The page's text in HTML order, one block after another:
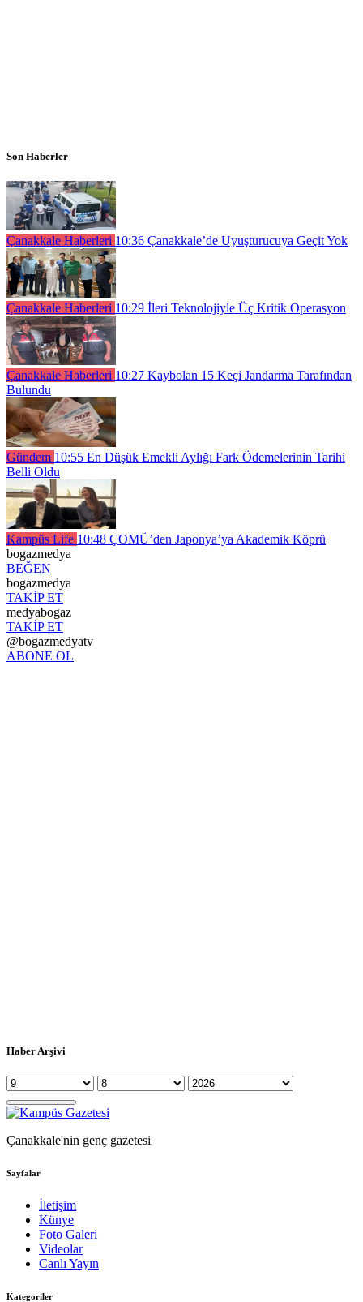
Son Haberler
Çanakkale Haberleri 10:36 Çanakkale’de Uyuşturucuya Geçit Yok
Çanakkale Haberleri 10:29 İleri Teknolojiyle Üç Kritik Operasyon
Çanakkale Haberleri 10:27 Kaybolan 15 Keçi Jandarma Tarafından
Bulundu
Gündem 10:55 En Düşük Emekli Aylığı Fark Ödemelerinin Tarihi
Belli Oldu
Kampüs Life 10:48 ÇOMÜ’den Japonya’ya Akademik Köprü
bogazmedya
BEĞEN
bogazmedya
TAKİP ET
medyabogaz
TAKİP ET
@bogazmedyatv
ABONE OL
Haber Arşivi
Çanakkale'nin genç gazetesi
Sayfalar
İletişim
Künye
Foto Galeri
Videolar
Canlı Yayın
Kategoriler